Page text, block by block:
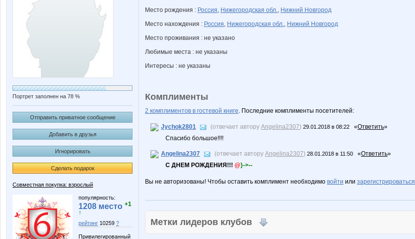
Портрет заполнен на 78 %
Отправить приватное сообщение
Добавить в друзья
Игнорировать
Сделать подарок
Совместная покупка: взрослый
популярность:
1208 место +1
↑
рейтинг 10259 ?
Привилегированный
Место рождения : Россия, Нижегородская обл., Нижний Новгород
Место нахождения : Россия, Нижегородская обл., Нижний Новгород
Место проживания : не указано
Любимые места : не указаны
Интересы : не указаны
Комплименты
2 комплиментов в гостевой книге. Последние комплименты посетителей:
Jychok2801 (отвечает автору Angelina2307) 29.01.2018 в 08:22 «Ответить»
Спасибо большое!!!!
Angelina2307 (отвечает автору Angelina2307) 28.01.2018 в 11:50 «Ответить»
С ДНЕМ РОЖДЕНИЯ!!! @}->--
Вы не авторизованы! Чтобы оставить комплимент необходимо войти или зарегистрироваться
Метки лидеров клубов